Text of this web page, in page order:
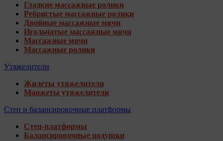
Гладкие массажные ролики
Ребристые массажные ролики
Двойные массажные мячи
Игольчатые массажные мячи
Массажные мячи
Массажные ролики
Утяжелители
Жилеты утяжелители
Манжеты утяжелители
Степ и балансировочные платформы
Степ-платформы
Балансировочные подушки